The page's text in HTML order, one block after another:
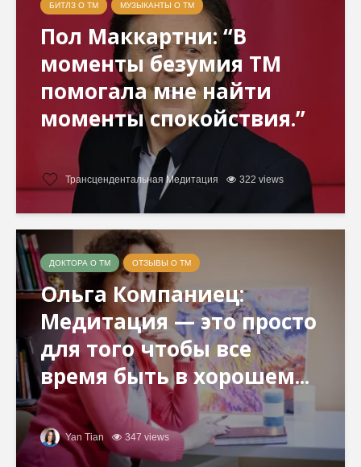
БИТЛЗ О ТМ МУЗЫКАНТЫ О ТМ
Пол Маккартни: “В
моменты безумия ТМ
помогала мне найти
моменты спокойствия.”
Трансцендентальная Медитация 322 views
ДОКТОРА О ТМ ОТЗЫВЫ О ТМ
Ольга Компаниец:
Медитация — это просто
для того чтобы все
время быть в хорошем...
Yan Tian 347 views